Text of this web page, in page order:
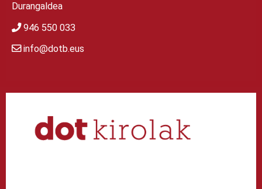
Durangaldea
946 550 033
info@dotb.eus